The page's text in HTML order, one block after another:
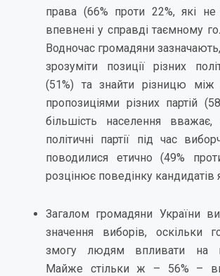
права (66% проти 22%, які
впевнені у справді таємному
Водночас громадяни
зрозуміти позиції різних
(51%) та знайти різницю між
пропозиціями різних партій
більшість населення
політичні партії під час
поводилися етично (49%
розцінює поведінку кандидатів
Загалом громадяни України
значення виборів, оскільки
змогу людям впливати на
Майже стільки ж – 56% –